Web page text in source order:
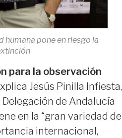
humana pone en riesgo la
para la observación
Jesús Pinilla Infiesta,
de Andalucía
en la “gran variedad de
internacional,